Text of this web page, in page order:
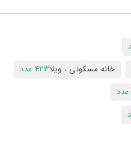
خانه مسکونی ، ویلا423 عدد